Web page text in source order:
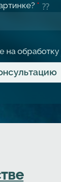
*
на обработку